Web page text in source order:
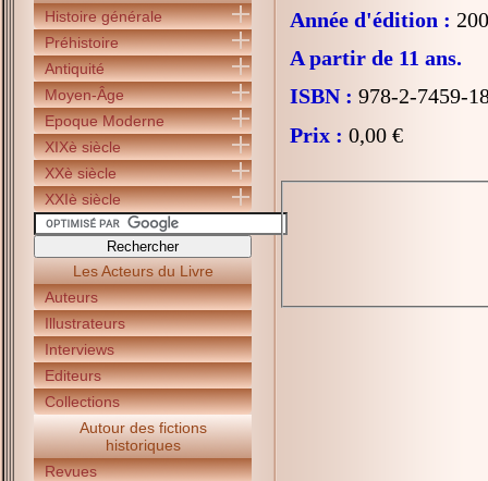
Histoire générale
Préhistoire
Antiquité
Moyen-Âge
Epoque Moderne
XIXè siècle
XXè siècle
XXIè siècle
Les Acteurs du Livre
Auteurs
Illustrateurs
Interviews
Editeurs
Collections
Autour des fictions
historiques
Revues
Année d'édition :
A partir de 11 ans.
ISBN : 978-2-7459-
Prix : 0,00 €